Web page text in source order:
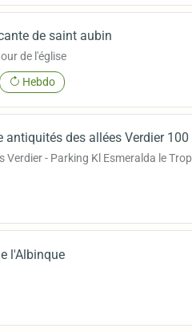
de saint aubin
de l'église
Hebdo
antiquités des allées Verdier 100
Verdier - Parking Kl Esmeralda le
l'Albinque